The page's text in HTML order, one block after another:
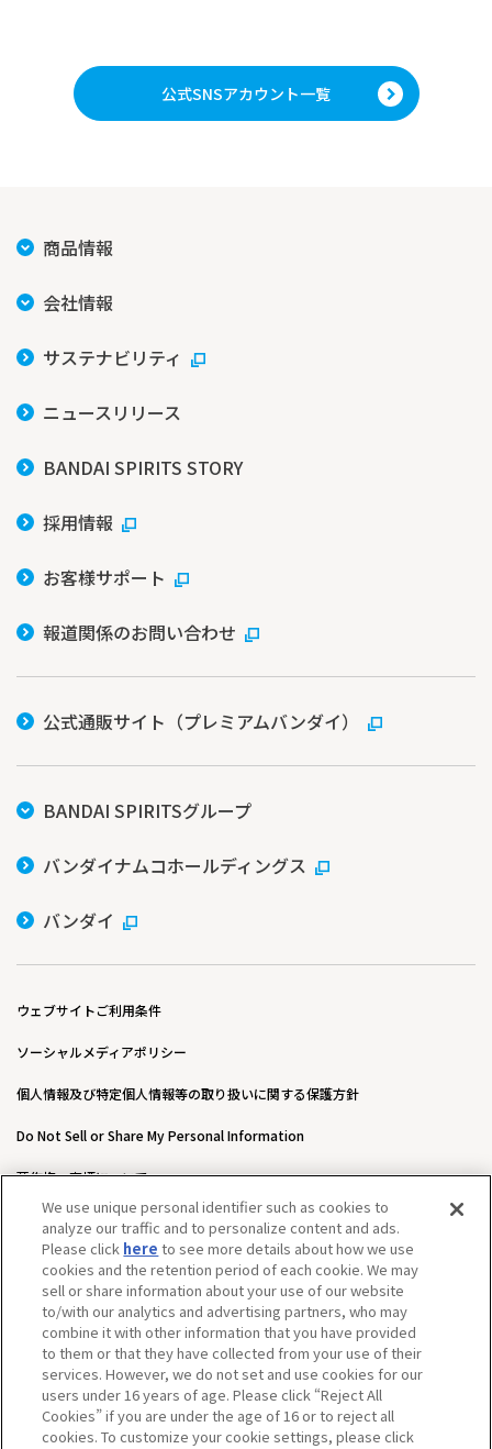
公式SNSアカウント一覧
商品情報
会社情報
サステナビリティ
ニュースリリース
BANDAI SPIRITS STORY
採用情報
お客様サポート
報道関係のお問い合わせ
公式通販サイト（プレミアムバンダイ）
BANDAI SPIRITSグループ
バンダイナムコホールディングス
バンダイ
ウェブサイトご利用条件
ソーシャルメディアポリシー
個人情報及び特定個人情報等の取り扱いに関する保護方針
Do Not Sell or Share My Personal Information
著作権・商標について
ウェブアクセシビリティ方針
カスタマーハラスメントに対する基本的な対応方針について
We use unique personal identifier such as cookies to
analyze our traffic and to personalize content and ads.
Please click here to see more details about how we use
cookies and the retention period of each cookie. We may
sell or share information about your use of our website
to/with our analytics and advertising partners, who may
combine it with other information that you have provided
to them or that they have collected from your use of their
services. However, we do not set and use cookies for our
users under 16 years of age. Please click “Reject All
Cookies” if you are under the age of 16 or to reject all
cookies. To customize your cookie settings, please click